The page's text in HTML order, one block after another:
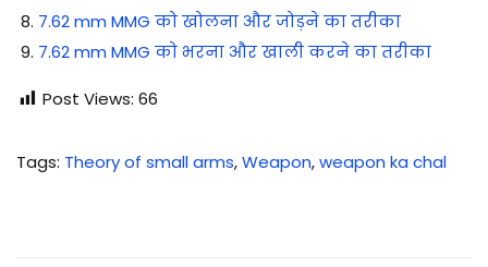
7.62 mm MMG को खोलना और जोड़ने का तरीका
7.62 mm MMG को भरना और खाली करने का तरीका
Post Views: 66
Tags: Theory of small arms,Weapon,weapon ka chal